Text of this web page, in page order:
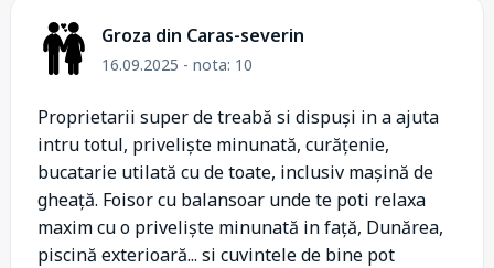
Groza din Caras-severin
16.09.2025 - nota: 10
Proprietarii super de treabă si dispuși in a ajuta
intru totul, priveliște minunată, curățenie,
bucatarie utilată cu de toate, inclusiv mașină de
gheață. Foisor cu balansoar unde te poti relaxa
maxim cu o priveliște minunată in față, Dunărea,
piscină exterioară... si cuvintele de bine pot